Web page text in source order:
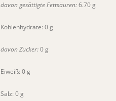
davon gesättigte Fettsäuren:6.70 g
Kohlenhydrate: 0 g
davon Zucker:0 g
Eiweiß: 0 g
Salz: 0 g